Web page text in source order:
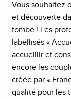
Vous souhaitez
et découverte
tombé ! Les
labellisés «
accueillir et
encore les
créée par «
qualité pour les